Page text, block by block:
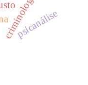
criminologia
psicanálise